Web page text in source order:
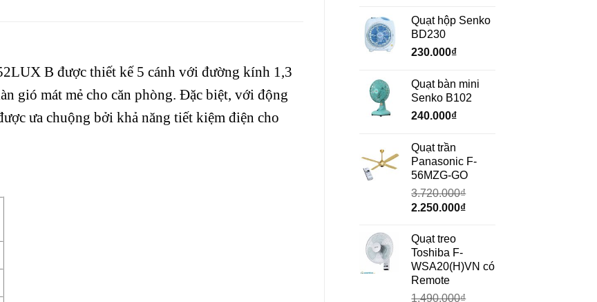
là:
2.350.000₫.
tại
Quạt hộp Senko
BD230
230.000₫
Quạt bàn mini
Senko B102
240.000₫
Quạt trần
Panasonic F-
56MZG-GO
3.720.000₫
Giá
là:
3.720.000₫.
2.250.000₫Giá
2.250.000₫.
Quạt treo
Toshiba F-
WSA20(H)VN có
Remote
1.490.000₫
B được thiết kế 5 cánh với đường kính 1,3
gió mát mẻ cho căn phòng. Đặc biệt, với động
ưa chuộng bởi khả năng tiết kiệm điện cho